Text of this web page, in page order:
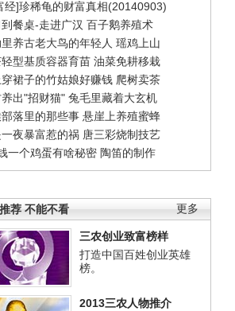
经]珍稀龟的财富真相(20140903)
餐桌-走进广汉 百子鹅养殖术
养古老大鸟的年轻人 瑶鸡上山
型基质容器育苗 油菜免耕移栽
裙子的竹姑娘好赚钱 爬树卖茶
出"招财猫" 兔毛里藏着大玄机
落里的那些事 悬崖上养殖蜜蜂
夜暴富惹的祸 唐三彩烧制技艺
一个鸡蛋有啥秘密 陶笛的制作
更多
荐 不能不看
三农创业致富榜样
打造中国百姓创业英雄
榜。
2013三农人物推介